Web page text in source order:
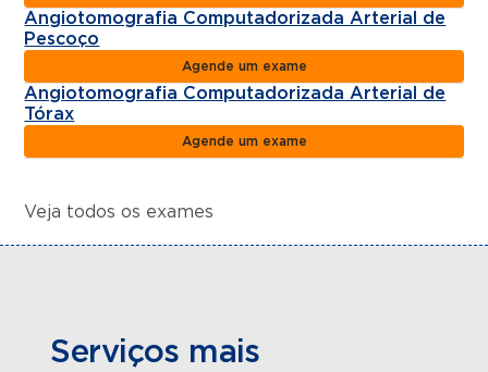
Angiotomografia Computadorizada Arterial de
Pescoço
Agende um exame
Angiotomografia Computadorizada Arterial de
Tórax
Agende um exame
Veja todos os exames
Serviços mais